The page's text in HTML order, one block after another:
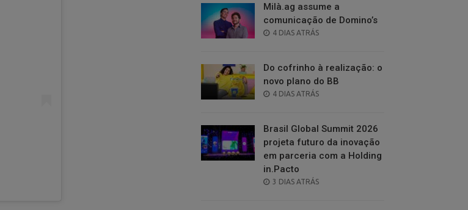
Milà.ag assume a
comunicação de Domino’s
POSTED
4 DIAS ATRÁS
Do cofrinho à realização: o
novo plano do BB
POSTED
4 DIAS ATRÁS
Brasil Global Summit 2026
projeta futuro da inovação
em parceria com a Holding
in.Pacto
POSTED
3 DIAS ATRÁS